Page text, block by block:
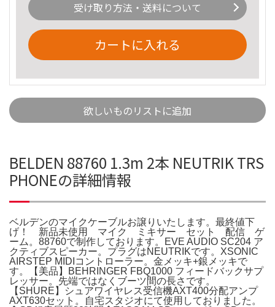
受け取り方法・送料について
カートに入れる
欲しいものリストに追加
BELDEN 88760 1.3m 2本 NEUTRIK TRS
PHONEの詳細情報
ベルデンのマイクケーブルお譲りいたします。最終値下
げ！ 新品未使用 マイク ミキサー セット 配信 ゲ
ーム。88760で制作しております。EVE AUDIO SC204 ア
クティブスピーカー。プラグはNEUTRIKです。XSONIC
AIRSTEP MIDIコントローラー。金メッキ+銀メッキで
す。【美品】BEHRINGER FBQ1000 フィードバックサプ
レッサー。先端ではなくブーツ間の長さです。
【SHURE】シュアワイヤレス受信機AXT400分配アンプ
AXT630セット。自宅スタジオにて使用しておりました。